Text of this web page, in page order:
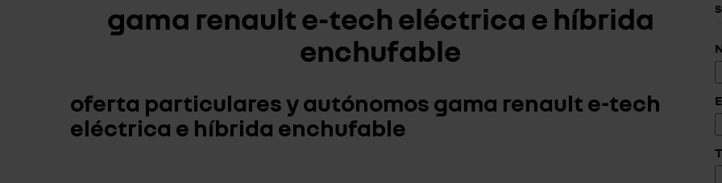
gama renault e-tech eléctrica e híbrida
enchufable
oferta particulares y autónomos gama renault e-tech
eléctrica e híbrida enchufable